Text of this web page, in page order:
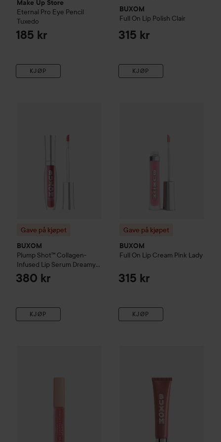
Make Up Store
Eternal Pro Eye Pencil
Tuxedo
185 kr
KJØP
BUXOM
Full On Lip Polish Clair
315 kr
KJØP
Gave på kjøpet
BUXOM
Plump Shot™ Collagen-
Infused Lip Serum Dreamy
Dolly
380 kr
KJØP
Gave på kjøpet
BUXOM
Full On Lip Cream Pink Lady
315 kr
KJØP